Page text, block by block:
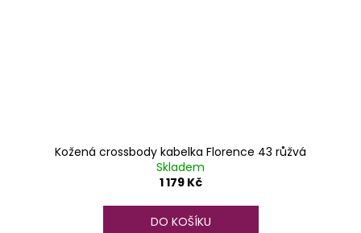
Kožená crossbody kabelka Florence 43 růžvá
Skladem
1 179 Kč
DO KOŠÍKU